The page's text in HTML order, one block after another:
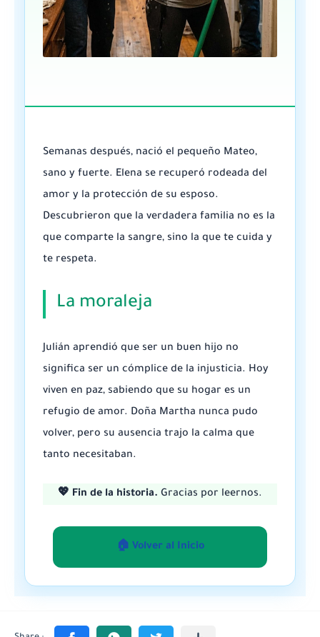
Semanas después, nació el pequeño Mateo,
sano y fuerte. Elena se recuperó rodeada del
amor y la protección de su esposo.
Descubrieron que la verdadera familia no es la
que comparte la sangre, sino la que te cuida y
te respeta.
La moraleja
Julián aprendió que ser un buen hijo no
significa ser un cómplice de la injusticia. Hoy
viven en paz, sabiendo que su hogar es un
refugio de amor. Doña Martha nunca pudo
volver, pero su ausencia trajo la calma que
tanto necesitaban.
💖 Fin de la historia. Gracias por leernos.
🏠 Volver al Inicio